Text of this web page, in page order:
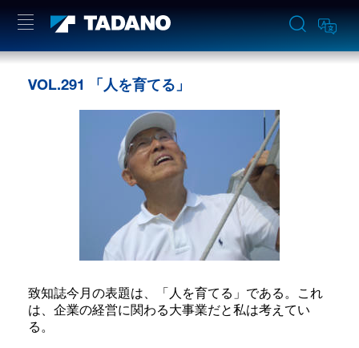
VOL.291 「人を育てる」
致知誌今月の表題は、「人を育てる」である。これ
は、企業の経営に関わる大事業だと私は考えてい
る。